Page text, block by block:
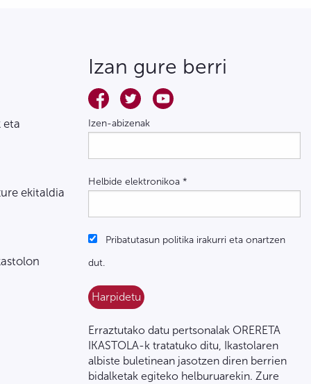
eta
ekitaldia
Izan gure berri
Izen-abizenak
Helbide elektronikoa *
Pribatutasun politika irakurri eta onartzen
dut.
Erraztutako datu pertsonalak ORERETA
IKASTOLA-k tratatuko ditu, Ikastolaren
albiste buletinean jasotzen diren berrien
bidalketak egiteko helburuarekin. Zure